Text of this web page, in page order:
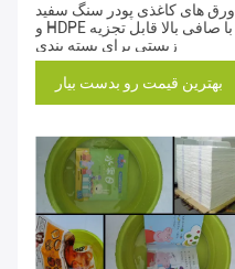
ورق های کاغذی پودر سنگ سفید
و HDPE با صافی بالا قابل تجزیه
زیستی برای بسته بندی
بهترین قیمت رو بدست بیار